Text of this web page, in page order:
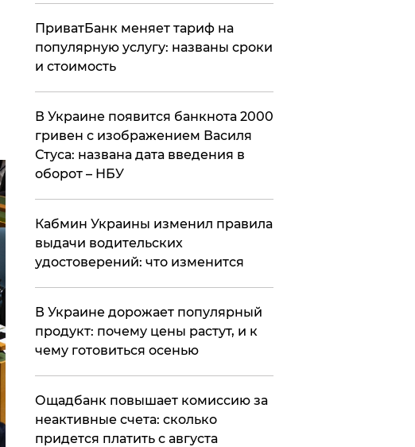
ПриватБанк меняет тариф на
популярную услугу: названы сроки
и стоимость
В Украине появится банкнота 2000
гривен с изображением Василя
Стуса: названа дата введения в
оборот – НБУ
Кабмин Украины изменил правила
выдачи водительских
удостоверений: что изменится
В Украине дорожает популярный
продукт: почему цены растут, и к
чему готовиться осенью
​Ощадбанк повышает комиссию за
неактивные счета: сколько
придется платить с августа